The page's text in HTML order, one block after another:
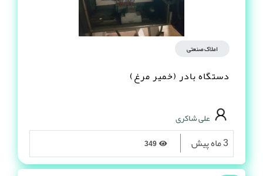
املاک صنعتی
دستگاه بادر (خمیر مرغ)
علی شاکری
3 ماه پیش